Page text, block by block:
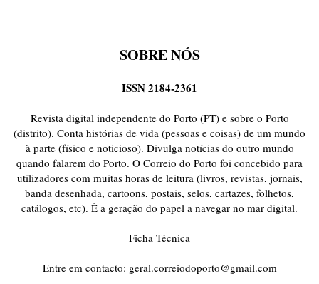
SOBRE NÓS
ISSN 2184-2361
Revista digital independente do Porto (PT) e sobre o Porto
(distrito). Conta histórias de vida (pessoas e coisas) de um mundo
à parte (físico e noticioso). Divulga notícias do outro mundo
quando falarem do Porto. O Correio do Porto foi concebido para
utilizadores com muitas horas de leitura (livros, revistas, jornais,
banda desenhada, cartoons, postais, selos, cartazes, folhetos,
catálogos, etc). É a geração do papel a navegar no mar digital.
Ficha Técnica
Entre em contacto: geral.correiodoporto@gmail.com